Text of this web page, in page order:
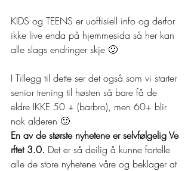
KIDS og TEENS er uoffisiell info og derfor
ikke live enda på hjemmesida så her kan
alle slags endringer skje 🙂
I Tillegg til dette ser det også som vi starter
senior trening til høsten så bare få de
eldre IKKE 50 + (barbro), men 60+ blir
nok alderen 🙂
En av de største nyhetene er selvfølgelig Ve
rftet 3.0. Det er så deilig å kunne fortelle
alle de store nyhetene våre og beklager at